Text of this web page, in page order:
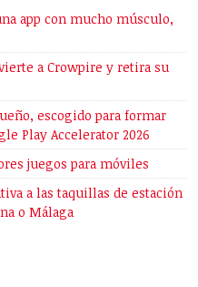
app con mucho músculo,
a Crowpire y retira su
escogido para formar
Play Accelerator 2026
juegos para móviles
a las taquillas de estación
o Málaga